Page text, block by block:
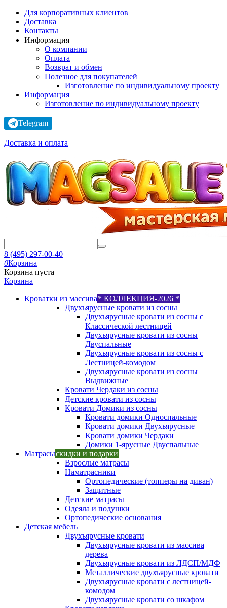
Для корпоративных клиентов
Доставка
Контакты
Информация
О компании
Оплата
Возврат и обмен
Полезное для покупателей
Изготовление по индивидуальному проекту
Информация
Изготовление по индивидуальному проекту
Telegram
Доставка и оплата
8 (495) 297-00-40
0Корзина
Корзина пуста
Корзина
Кроватки из массива* КОЛЛЕКЦИЯ-2026 *
Двухъярусные кровати из сосны
Двухъярусные кровати из сосны с
Классической лестницей
Двухъярусные кровати из сосны
Двуспальные
Двухъярусные кровати из сосны с
Лестницей-комодом
Двухъярусные кровати из сосны
Выдвижные
Кровати Чердаки из сосны
Детские кровати из сосны
Кровати Домики из сосны
Кровати домики Односпальные
Кровати домики Двухъярусные
Кровати домики Чердаки
Домики 1-ярусные Двуспальные
Матрасыскидки и подарки
Взрослые матрасы
Наматрасники
Ортопедические (топперы на диван)
Защитные
Детские матрасы
Одеяла и подушки
Ортопедические основания
Детская мебель
Двухъярусные кровати
Двухъярусные кровати из массива
дерева
Двухъярусные кровати из ЛДСП/МДФ
Металлические двухъярусные кровати
Двухъярусные кровати с лестницей-
комодом
Двухъярусные кровати со шкафом